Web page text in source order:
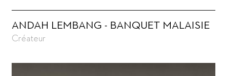
ANDAH LEMBANG - BANQUET MALAISIE
Créateur